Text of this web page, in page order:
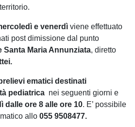
e venerdì viene effettuato
post dimissione dal punto
Santa Maria Annunziata, diretto
ematici destinati
pediatrica nei seguenti giorni e
dalle ore 8 alle ore 10. E’ possibile
allo 055 9508477.